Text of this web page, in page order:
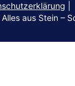
aus Stein –